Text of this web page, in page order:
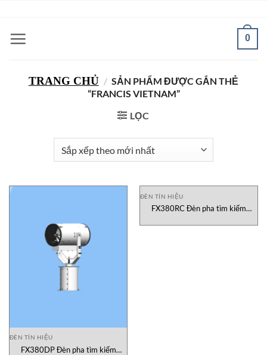
nội
0
TRANG CHỦ / SẢN PHẨM ĐƯỢC GẮN THẺ
“FRANCIS VIETNAM”
LỌC
ĐÈN TÍN HIỆU
FX380DP Đèn pha tìm kiếm
ĐÈN TÍN HIỆU
FX380RC Đèn pha tìm kiếm
Francis Vietnam